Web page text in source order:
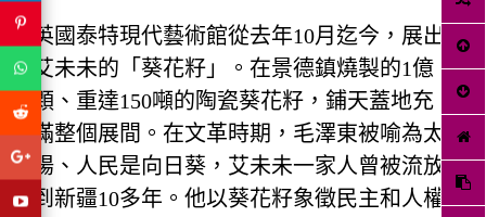
英國泰特現代藝術館從去年10月迄今，展出
艾未未的「葵花籽」。在景德鎮燒製的1億
顆、重達150噸的陶瓷葵花籽，鋪天蓋地充
滿整個展間。在文革時期，毛澤東被喻為太
陽、人民是向日葵，艾未未一家人曾被流放
到新疆10多年。他以葵花籽象徵民主和人權